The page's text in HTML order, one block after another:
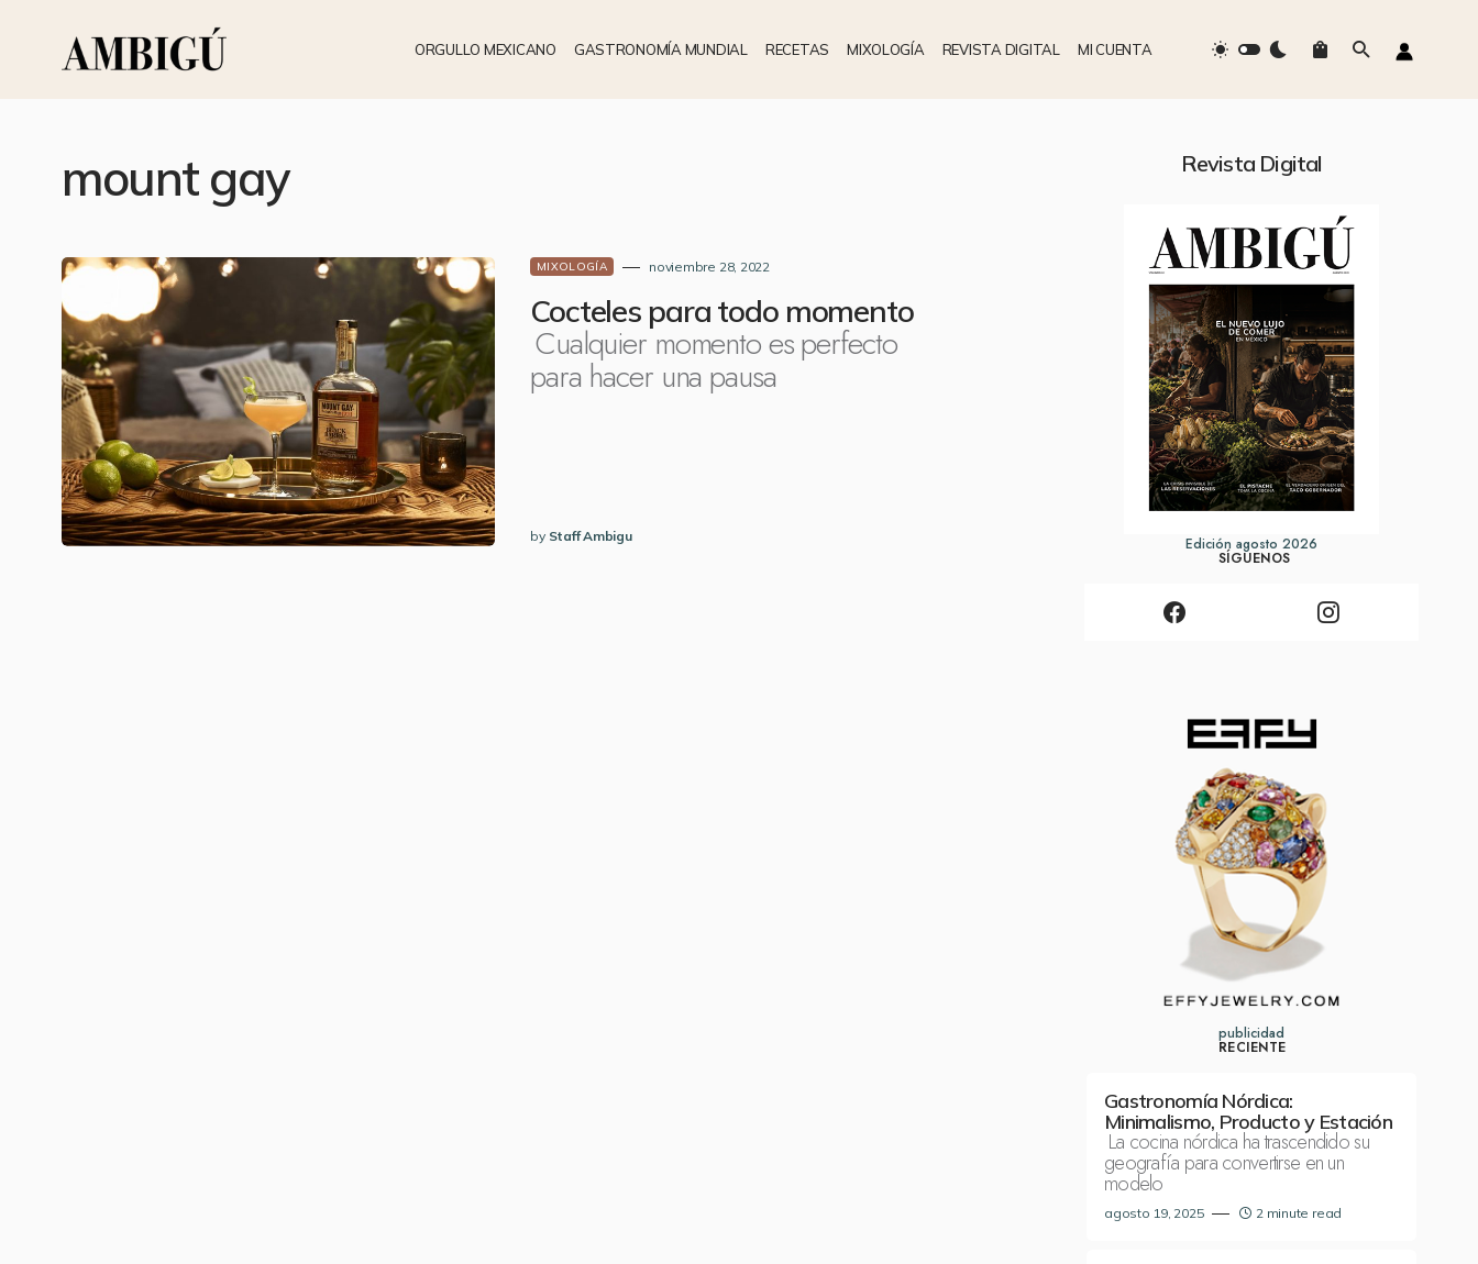
ORGULLO MEXICANO GASTRONOMÍA MUNDIAL RECETAS MIXOLOGÍA REVISTA DIGITAL MI CUENTA
mount gay
MIXOLOGÍA noviembre 28, 2022
Cocteles para todo momento
Cualquier momento es perfecto
para hacer una pausa
by Staff Ambigu
Revista Digital
Edición agosto 2026
SÍGUENOS
publicidad
RECIENTE
Gastronomía Nórdica:
Minimalismo, Producto y Estación
La cocina nórdica ha trascendido su
geografía para convertirse en un
modelo
agosto 19, 2025 2 minute read